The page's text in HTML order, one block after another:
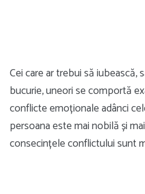
Cei care ar trebui să iubească,
bucurie, uneori se comportă
conflicte emoționale adânci
persoana este mai nobilă și
consecințele conflictului sunt